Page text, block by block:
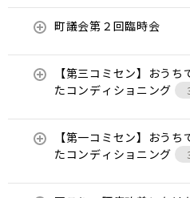
町議会第２回臨時会
【第三コミセン】おう
たコンディショニング
【第一コミセン】おう
たコンディショニング